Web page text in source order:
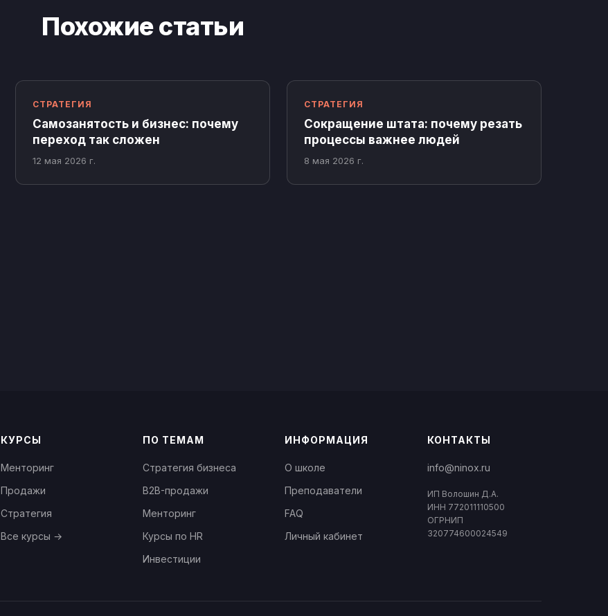
Похожие статьи
СТРАТЕГИЯ
Самозанятость и бизнес: почему
переход так сложен
12 мая 2026 г.
СТРАТЕГИЯ
Сокращение штата: почему резать
процессы важнее людей
8 мая 2026 г.
КУРСЫ
Менторинг
Продажи
Стратегия
Все курсы →
ПО ТЕМАМ
Стратегия бизнеса
B2B-продажи
Менторинг
Курсы по HR
Инвестиции
ИНФОРМАЦИЯ
О школе
Преподаватели
FAQ
Личный кабинет
КОНТАКТЫ
info@ninox.ru
ИП Волошин Д.А.
ИНН 772011110500
ОГРНИП
320774600024549